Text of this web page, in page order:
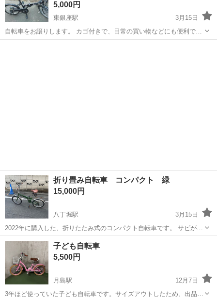
5,000円
東銀座駅
3月15日
自転車をお譲りします。 カゴ付きで、日常の買い物などにも便利で
す。 ダイナモライトもお付けします。 中古のため多少の使用感や傷は
折り畳み自転車 コンパクト 緑
15,000円
八丁堀駅
3月15日
2022年に購入した、折りたたみ式のコンパクト自転車です。 サビが
少々ございますが外観は綺麗な方です。 やや小さいタイプですがギア
がついているので普通の自転車に劣ることなく運転できます。 中央区
八丁堀までお引き取りいただけ...
東京 中央区 八丁堀駅
子ども自転車
5,500円
月島駅
12月7日
3年ほど使っていた子ども自転車です。サイズアウトしたため、出品し